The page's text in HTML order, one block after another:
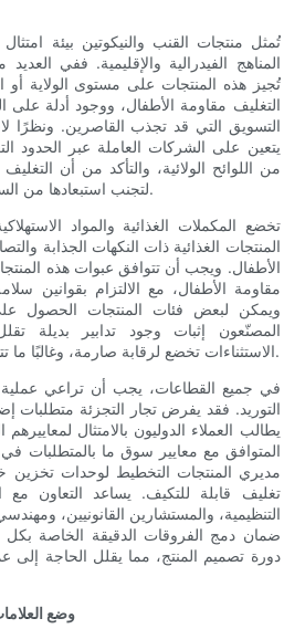
تُمثل منتجات القنب والنيكوتين بيئة
المناهج الفيدرالية والإقليمية. ففي
تُجيز هذه المنتجات على مستوى الولاية
التغليف مقاومة الأطفال، ووجود أدلة على
التسويق التي قد تجذب القاصرين. ونظرًا
يتعين على الشركات العاملة عبر الحدود
من اللوائح الولائية، والتأكد من أن
لتجنب استبعادها من السوق أو فرض عقوبات عليها.
تخضع المكملات الغذائية والمواد
المنتجات الغذائية ذات النكهات الجذابة
الأطفال. ويجب أن تتوافق عبوات هذه
مقاومة الأطفال، مع الالتزام بقوانين
ويمكن لبعض فئات المنتجات الحصول
المصنّعون إثبات وجود تدابير بديلة
الاستثناءات تخضع لرقابة صارمة، وغالبًا ما تتطلب تبريرًا وتوثيقًا دقيقين.
في جميع القطاعات، يجب أن تراعي عملية
التوريد. فقد يفرض تجار التجزئة متطلبات
يطالب العملاء الدوليون بالامتثال
المتوافق مع معايير سوق ما بالمتطلبات
مديري المنتجات التخطيط لوحدات
تغليف قابلة للتكيف. يساعد التعاون
التنظيمية، والمستشارين القانونيين،
ضمان دمج الفروقات الدقيقة الخاصة
دورة تصميم المنتج، مما يقلل الحاجة إلى
وضع